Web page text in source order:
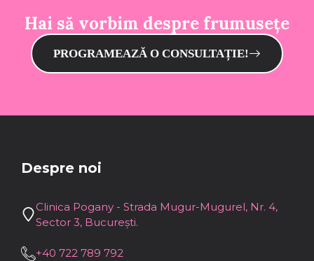
Hai să vorbim despre frumusețe
PROGRAMEAZĂ O CONSULTAȚIE!
Despre noi
Clinica Pogany - Strada Mugur-Mugurel, Nr. 4,
Sector 3, București.
+40 722 789 792